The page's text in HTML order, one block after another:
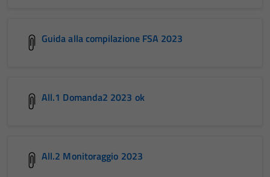
Guida alla compilazione FSA 2023
All.1 Domanda2 2023 ok
All.2 Monitoraggio 2023